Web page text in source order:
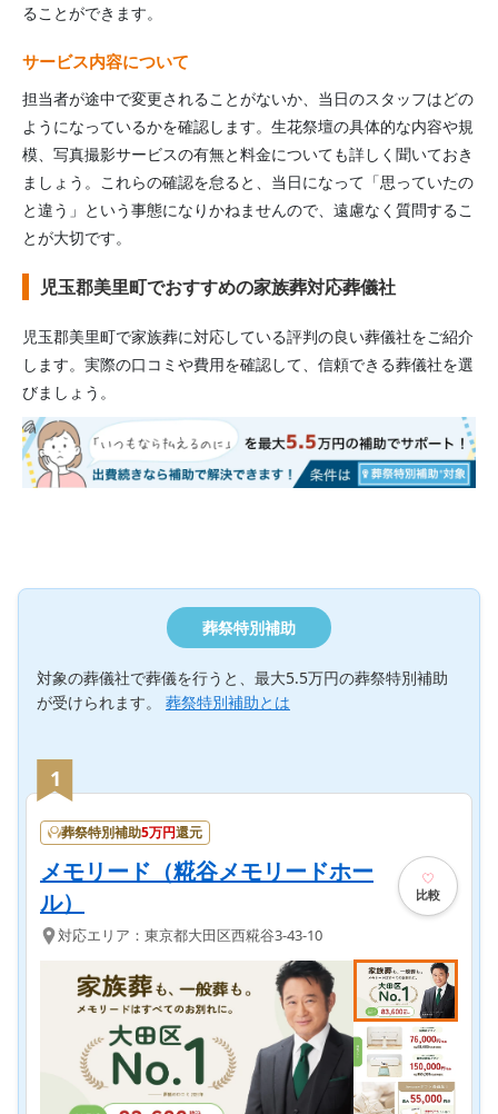
ることができます。
サービス内容について
担当者が途中で変更されることがないか、当日のスタッフはどの
ようになっているかを確認します。生花祭壇の具体的な内容や規
模、写真撮影サービスの有無と料金についても詳しく聞いておき
ましょう。これらの確認を怠ると、当日になって「思っていたの
と違う」という事態になりかねませんので、遠慮なく質問するこ
とが大切です。
児玉郡美里町でおすすめの家族葬対応葬儀社
児玉郡美里町で家族葬に対応している評判の良い葬儀社をご紹介
します。実際の口コミや費用を確認して、信頼できる葬儀社を選
びましょう。
葬祭特別補助
対象の葬儀社で葬儀を行うと、最大5.5万円の葬祭特別補助
が受けられます。
葬祭特別補助とは
1
葬祭特別補助5万円還元
メモリード（糀谷メモリードホー
ル）
対応エリア： 東京都大田区西糀谷3-43-10
比較